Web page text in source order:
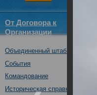
От Договора к
Организации
Объединенный штаб ОДКБ
События
Командование
Историческая справка